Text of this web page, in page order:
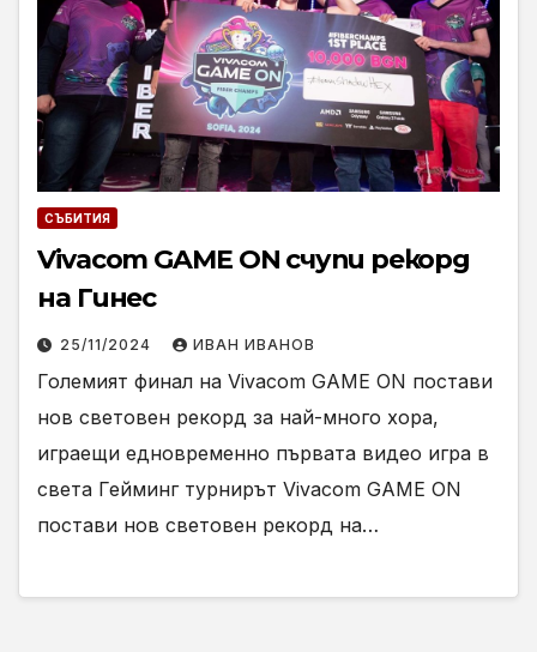
СЪБИТИЯ
Vivacom GAME ON счупи рекорд
на Гинес
25/11/2024 ИВАН ИВАНОВ
Големият финал на Vivacom GAME ON постави
нов световен рекорд за най-много хора,
играещи едновременно първата видео игра в
света Гейминг турнирът Vivacom GAME ON
постави нов световен рекорд на…